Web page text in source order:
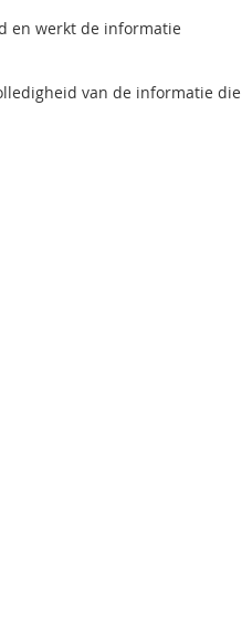
en werkt de informatie
van de informatie die